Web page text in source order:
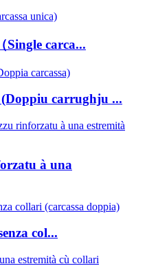
carca...
carrughju ...
à una
col...